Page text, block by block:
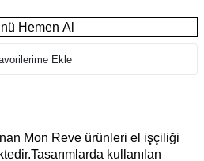
Hemen Al
Ekle
Mon Reve ürünleri el işçiliği
kullanılan